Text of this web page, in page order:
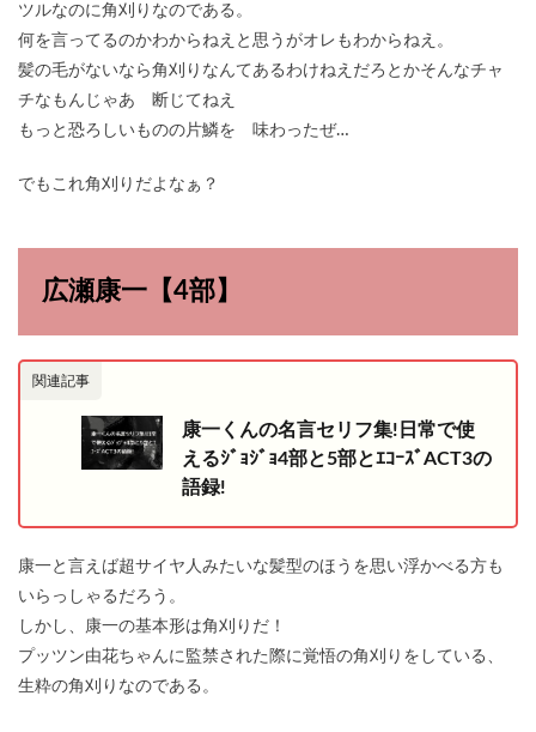
ツルなのに角刈りなのである。
何を言ってるのかわからねえと思うがオレもわからねえ。
髪の毛がないなら角刈りなんてあるわけねえだろとかそんなチャ
チなもんじゃあ 断じてねえ
もっと恐ろしいものの片鱗を 味わったぜ…
でもこれ角刈りだよなぁ？
広瀬康一【4部】
関連記事
康一くんの名言セリフ集!日常で使
えるｼﾞｮｼﾞｮ4部と5部とｴｺｰｽﾞACT3の
語録!
康一と言えば超サイヤ人みたいな髪型のほうを思い浮かべる方も
いらっしゃるだろう。
しかし、康一の基本形は角刈りだ！
プッツン由花ちゃんに監禁された際に覚悟の角刈りをしている、
生粋の角刈りなのである。